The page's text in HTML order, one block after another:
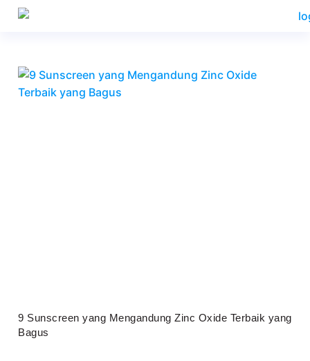
9 Sunscreen yang Mengandung Zinc Oxide Terbaik yang
Bagus